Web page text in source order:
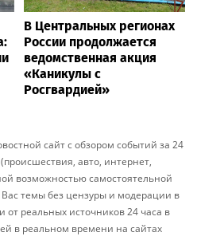
В Центральных регионах
России продолжается
ведомственная акция
«Каникулы с
Росгвардией»
сайт с обзором событий за 24
авто, интернет,
возможностью самостоятельной
темы без цензуры и модерации в
реальных источников 24 часа в
в реальном времени на сайтах